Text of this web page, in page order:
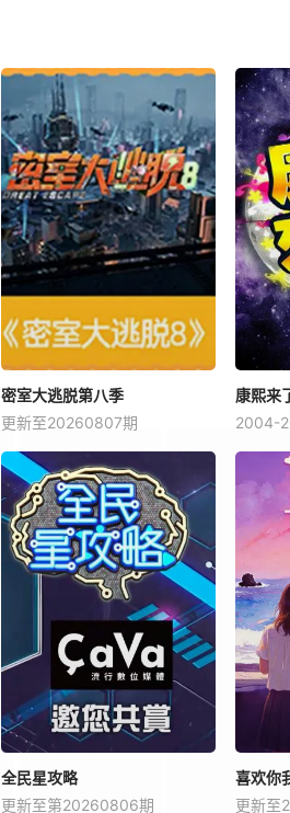
密室大逃脱第八季
更新至20260807期
康熙来
2004-
全民星攻略
更新至第20260806期
喜欢你
更新至